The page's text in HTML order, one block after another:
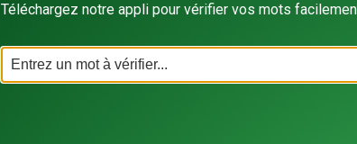
Téléchargez notre appli pour vérifier vos mots